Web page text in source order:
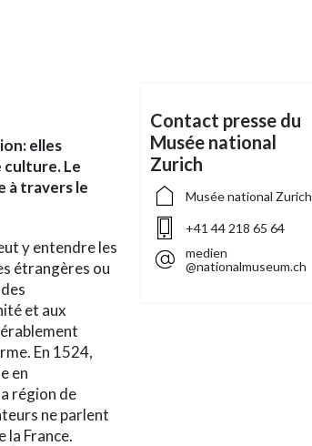
elles
Le
à travers le
y entendre les
étrangères ou
et aux
En 1524,
en
région de
ne parlent
la France.
Contact presse du
Musée national
Zurich
Musée national Zurich
+41 44 218 65 64
medien
@nationalmuseum.ch